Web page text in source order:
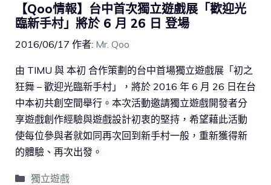
【Qoo情報】台中首次獨立遊戲展「歡迎光
臨新手村」將於 6 月 26 日 登場
2016/06/17 作者: Mr. Qoo
由 TIMU 與 本初 合作策劃的台中首場獨立遊戲展「初之
狂舞 – 歡迎光臨新手村」，將於 2016 年 6 月 26 日在台
中本初共創空間舉行。本次活動邀請獨立遊戲開發者分
享遊戲創作經驗與遊戲設計初衷的堅持，希望藉此活動
使每位參與者就如同再次回到新手村一般，重新獲得新
的體驗、再次出發。
獨立遊戲